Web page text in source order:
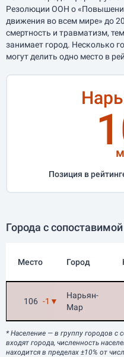
Резолюции ООН о
движения во всем мире» до
смертность и травматизм,
занимает город. Несколько
могут делить одно место в
Позиция в
Города с
Место Город
106 -1▼
Нарьян-
Мар
* Население — в группу городов с
входят города, численность
находится в пределах ±10% от